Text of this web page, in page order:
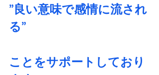
”良い意味で感情に流され
る”
ことをサポートしており